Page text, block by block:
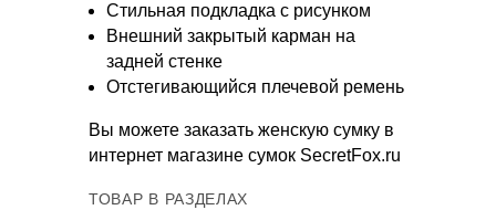
Стильная подкладка с рисунком
Внешний закрытый карман на
задней стенке
Отстегивающийся плечевой ремень
Вы можете заказать женскую сумку в
интернет магазине сумок SecretFox.ru
ТОВАР В РАЗДЕЛАХ